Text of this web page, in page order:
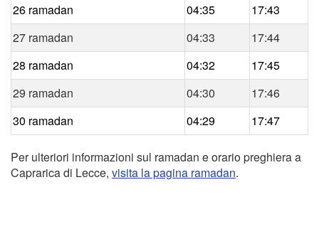
26 ramadan
04:35
17:43
27 ramadan
04:33
17:44
28 ramadan
04:32
17:45
29 ramadan
04:30
17:46
30 ramadan
04:29 17:47
Per ulteriori informazioni sul ramadan e orario preghiera a
Caprarica di Lecce, visita la pagina ramadan.